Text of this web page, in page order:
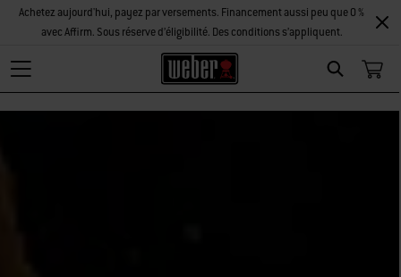
Search
Achetez aujourd'hui, payez par versements. Financement aussi peu que 0 %
avec Affirm. Sous réserve d’éligibilité. Des conditions s’appliquent.